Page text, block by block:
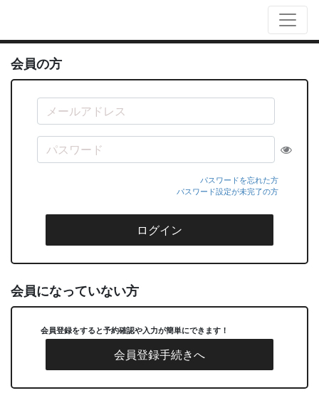
会員の方
パスワードを忘れた方
パスワード設定が未完了の方
ログイン
会員になっていない方
会員登録をすると予約確認や入力が簡単にできます！
会員登録手続きへ